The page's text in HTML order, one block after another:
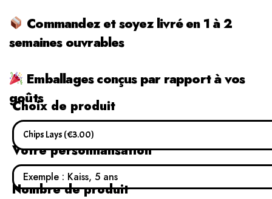
Commandez et soyez livré en 1 à 2
semaines ouvrables
Emballages conçus par rapport à vos
goûts
Choix de produit
Votre personnalisation
Nombre de produit